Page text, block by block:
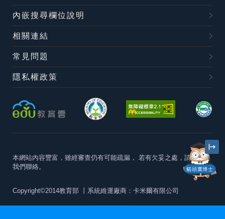
貓頭鷹博士
內嵌搜尋欄位說明
相關連結
常見問題
隱私權政策
本網站內容豐富，雖經審查仍有可能疏漏， 若有欠妥之處，請隨時與
我們聯絡。
Copyright©2014教育部 丨系統維運廠商：卡米爾有限公司